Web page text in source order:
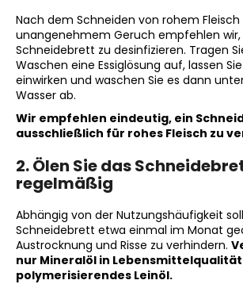
Nach dem Schneiden von rohem Fleisch
unangenehmem Geruch empfehlen wir,
Schneidebrett zu desinfizieren. Tragen
Waschen eine Essiglösung auf, lassen
einwirken und waschen Sie es dann
Wasser ab.
Wir empfehlen eindeutig, ein
ausschließlich für rohes Fleisch zu
2. Ölen Sie das
regelmäßig
Abhängig von der Nutzungshäufigkeit
Schneidebrett etwa einmal im Monat
Austrocknung und Risse zu verhindern.
nur Mineralöl in
polymerisierendes Leinöl.